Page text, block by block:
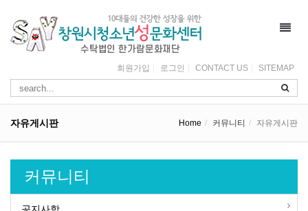
회원가입 로그인 CONTACT US SITEMAP
자유게시판 Home 커뮤니티 자유게시판
커뮤니티